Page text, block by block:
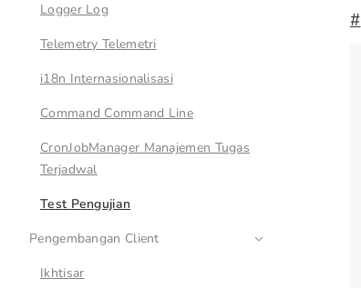
Logger Log
Telemetry Telemetri
i18n Internasionalisasi
Command Command Line
CronJobManager Manajemen Tugas
Terjadwal
Test Pengujian
Pengembangan Client
Ikhtisar
#